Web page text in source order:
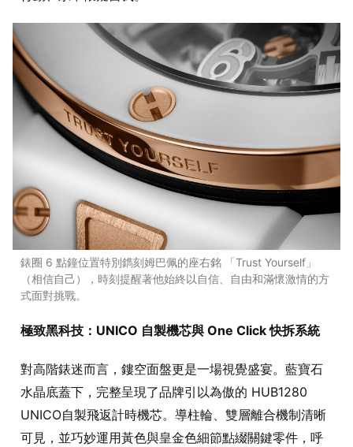
錶圈 6 點鐘位置特別鐫刻姆巴佩的座右銘 「Trust Yourself」
（相信自己），時刻提醒著他始終以自信、自由和滿懷激情的方
式面對挑戰。
極致黑科技：UNICO 自製機芯與 One Click 快拆系統
對高階錶迷而言，鏤空面盤更是一場視覺盛宴。藍寶石
水晶底蓋下，完整呈現了品牌引以為傲的 HUB1280
UNICO自製飛返計時機芯。導柱輪、雙層離合機制清晰
可見，並巧妙運用黃色與皇金色細節點綴關鍵零件，呼